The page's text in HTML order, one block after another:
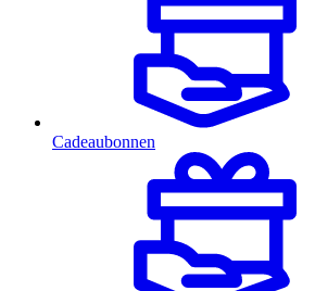
Cadeaubonnen